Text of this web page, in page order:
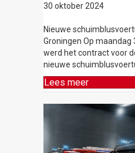
30 oktober 2024
Nieuwe
Groningen Op
werd het contract voor
nieuwe
Lees meer